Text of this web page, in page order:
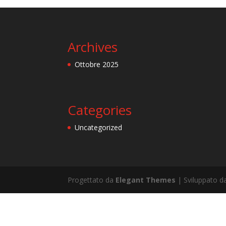
Archives
Ottobre 2025
Categories
Uncategorized
Progettato da Elegant Themes | Sviluppato